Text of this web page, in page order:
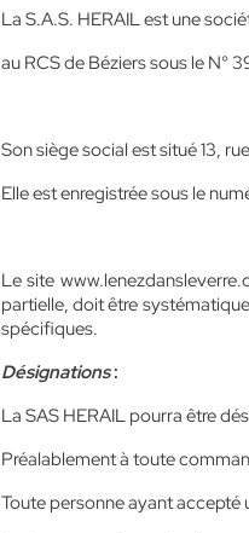
La S.A.S. HERAIL est une
au RCS de Béziers sous le N°
Son siège social est situé 13,
Elle est enregistrée sous le
Le site
partielle, doit être
spécifiques.
Désignations:
La SAS HERAIL pourra être
Préalablement à toute
Toute personne ayant accepté